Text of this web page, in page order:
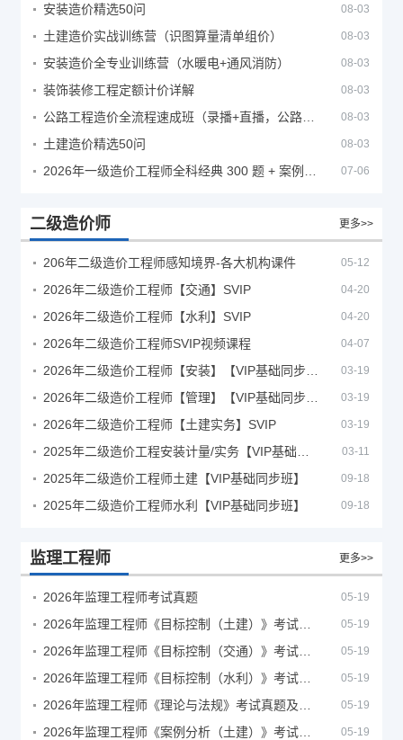
安装造价精选50问 08-03
土建造价实战训练营（识图算量清单组价） 08-03
安装造价全专业训练营（水暖电+通风消防） 08-03
装饰装修工程定额计价详解 08-03
08-03
土建造价精选50问 08-03
07-06
二级造价师 更多>>
206年二级造价工程师感知境界-各大机构课件 05-12
2026年二级造价工程师【交通】SVIP 04-20
2026年二级造价工程师【水利】SVIP 04-20
2026年二级造价工程师SVIP视频课程 04-07
03-19
03-19
2026年二级造价工程师【土建实务】SVIP 03-19
03-11
2025年二级造价工程师土建【VIP基础同步班】 09-18
2025年二级造价工程师水利【VIP基础同步班】 09-18
监理工程师 更多>>
2026年监理工程师考试真题 05-19
05-19
05-19
05-19
05-19
05-19